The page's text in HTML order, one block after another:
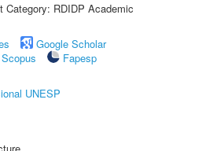
Category: RDIDP Academic
Google Scholar
Scopus
Fapesp
UNESP